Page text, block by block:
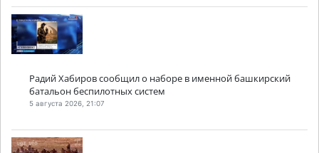
Радий Хабиров сообщил о наборе в именной башкирский
батальон беспилотных систем
5 августа 2026, 21:07